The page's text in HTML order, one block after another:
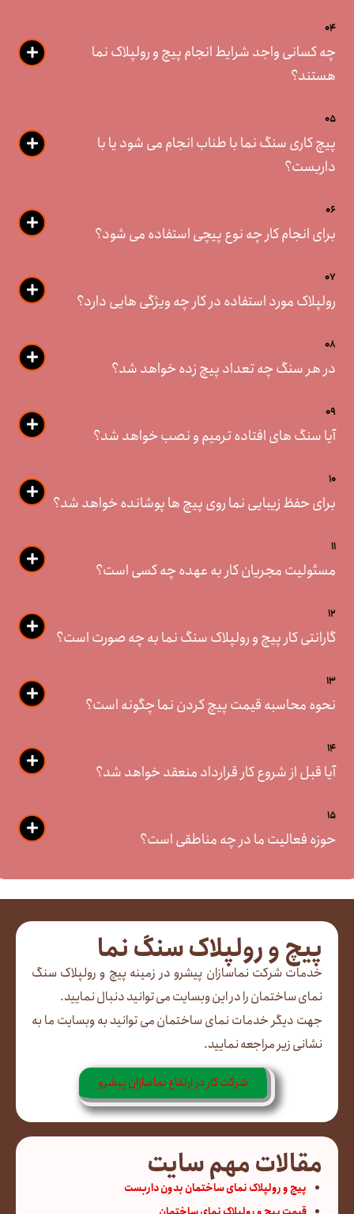
04
چه کسانی واجد شرایط انجام پیچ و رولپلاک نما
هستند؟
05
پیچ کاری سنگ نما با طناب انجام می شود یا با
داربست؟
06
برای انجام کار چه نوع پیچی استفاده می شود؟
07
رولپلاک مورد استفاده در کار چه ویژگی هایی دارد؟
08
در هر سنگ چه تعداد پیچ زده خواهد شد؟
09
آیا سنگ های افتاده ترمیم و نصب خواهد شد؟
10
برای حفظ زیبایی نما روی پیچ ها پوشانده خواهد شد؟
11
مسئولیت مجریان کار به عهده چه کسی است؟
12
گارانتی کار پیچ و رولپلاک سنگ نما به چه صورت است؟
13
نحوه محاسبه قیمت پیچ کردن نما چگونه است؟
14
آیا قبل از شروع کار قرارداد منعقد خواهد شد؟
15
حوزه فعالیت ما در چه مناطقی است؟
پیچ و رولپلاک سنگ نما
خدمات شرکت نماسازان پیشرو در زمینه پیچ و رولپلاک سنگ
نمای ساختمان را در این وبسایت می توانید دنبال نمایید.
جهت دیگر خدمات نمای ساختمان می توانید به وبسایت ما به
نشانی زیر مراجعه نمایید.
شرکت کار در ارتفاع نماسازان پیشرو
مقالات مهم سایت
پیچ و رولپلاک نمای ساختمان بدون داربست